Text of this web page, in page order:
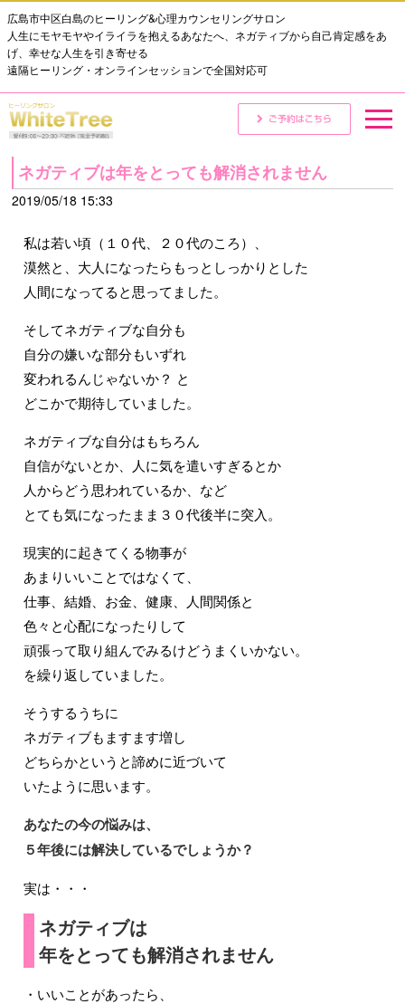
広島市中区白島のヒーリング&心理カウンセリングサロン
人生にモヤモヤやイライラを抱えるあなたへ、ネガティブから自己肯定感をあ
げ、幸せな人生を引き寄せる
遠隔ヒーリング・オンラインセッションで全国対応可
ネガティブは年をとっても解消されません
2019/05/18 15:33
私は若い頃（１０代、２０代のころ）、
漠然と、大人になったらもっとしっかりとした
人間になってると思ってました。
そしてネガティブな自分も
自分の嫌いな部分もいずれ
変われるんじゃないか？ と
どこかで期待していました。
ネガティブな自分はもちろん
自信がないとか、人に気を遣いすぎるとか
人からどう思われているか、など
とても気になったまま３０代後半に突入。
現実的に起きてくる物事が
あまりいいことではなくて、
仕事、結婚、お金、健康、人間関係と
色々と心配になったりして
頑張って取り組んでみるけどうまくいかない。
を繰り返していました。
そうするうちに
ネガティブもますます増し
どちらかというと諦めに近づいて
いたように思います。
あなたの今の悩みは、
５年後には解決しているでしょうか？
実は・・・
ネガティブは
年をとっても解消されません
・いいことがあったら、